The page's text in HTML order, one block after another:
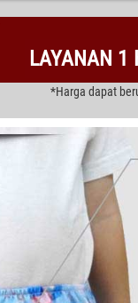
LAYANAN 1
*Harga dapat